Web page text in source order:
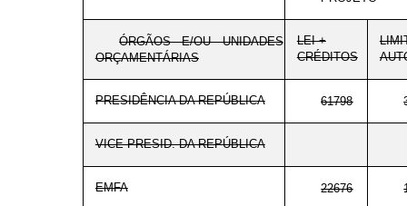
ÓRGÃOS E/OU UNIDADES
ORÇAMENTÁRIAS
LEI +
CRÉDITOS
PRESIDÊNCIA DA REPÚBLICA 61798
VICE-PRESID. DA REPÚBLICA
EMFA 22676